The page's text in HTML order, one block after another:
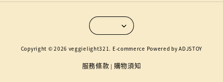
Copyright © 2026 veggielight321. E-commerce Powered by ADJSTOY
服務條款 | 購物須知